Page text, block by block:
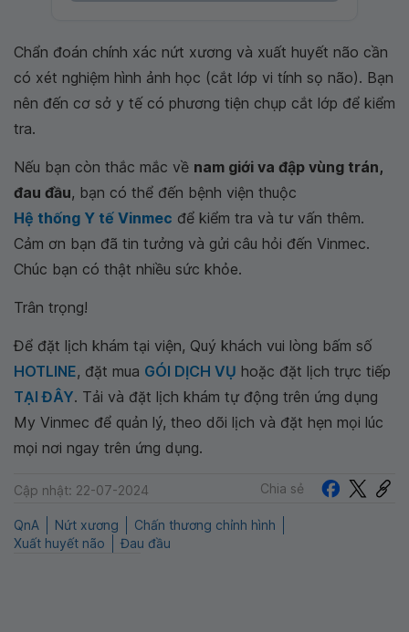
Chẩn đoán chính xác nứt xương và xuất huyết não cần
có xét nghiệm hình ảnh học (cắt lớp vi tính sọ não). Bạn
nên đến cơ sở y tế có phương tiện chụp cắt lớp để kiểm
tra.
Nếu bạn còn thắc mắc về nam giới va đập vùng trán,
đau đầu, bạn có thể đến bệnh viện thuộc
Hệ thống Y tế Vinmec để kiểm tra và tư vấn thêm.
Cảm ơn bạn đã tin tưởng và gửi câu hỏi đến Vinmec.
Chúc bạn có thật nhiều sức khỏe.
Trân trọng!
Để đặt lịch khám tại viện, Quý khách vui lòng bấm số
HOTLINE, đặt mua GÓI DỊCH VỤ hoặc đặt lịch trực tiếp
TẠI ĐÂY. Tải và đặt lịch khám tự động trên ứng dụng
My Vinmec để quản lý, theo dõi lịch và đặt hẹn mọi lúc
mọi nơi ngay trên ứng dụng.
Cập nhật: 22-07-2024 Chia sẻ
QnA Nứt xương
Chấn thương chỉnh hình
Xuất huyết não
Đau đầu